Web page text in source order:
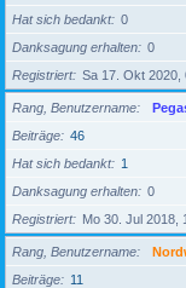
Hat sich bedankt
0
Danksagung erhalten
0
Registriert
Sa 17. Okt 2020,
Rang, Benutzername
Beiträge
46
Hat sich bedankt
1
Danksagung erhalten
0
Registriert
Mo 30. Jul 2018,
Rang, Benutzername
Beiträge
11